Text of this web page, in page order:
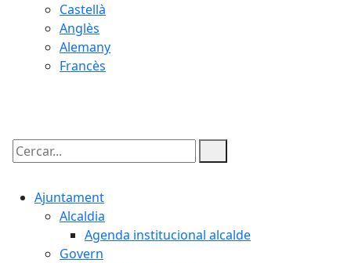
Castellà
Anglès
Alemany
Francès
Cercar:
Ajuntament
Alcaldia
Agenda institucional alcalde
Govern